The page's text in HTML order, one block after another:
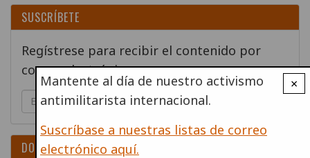
×
Mantente al día de nuestro activismo
antimilitarista internacional.
Suscríbase a nuestras listas de correo
electrónico aquí.
SUSCRÍBETE
Regístrese para recibir el contenido por
correo electrónico
DONA